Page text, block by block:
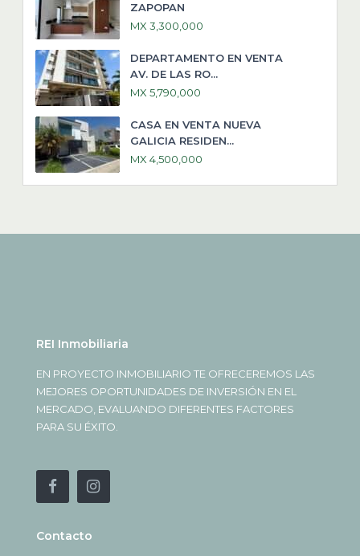
ZAPOPAN
MX 3,300,000
DEPARTAMENTO EN VENTA
AV. DE LAS RO...
MX 5,790,000
CASA EN VENTA NUEVA
GALICIA RESIDEN...
MX 4,500,000
REI Inmobiliaria
EN PROYECTO INMOBILIARIO TE OFRECEREMOS LAS
MEJORES OPORTUNIDADES DE INVERSIÓN EN EL
MERCADO, EVALUANDO DIFERENTES FACTORES
PARA SU ÉXITO.
Contacto